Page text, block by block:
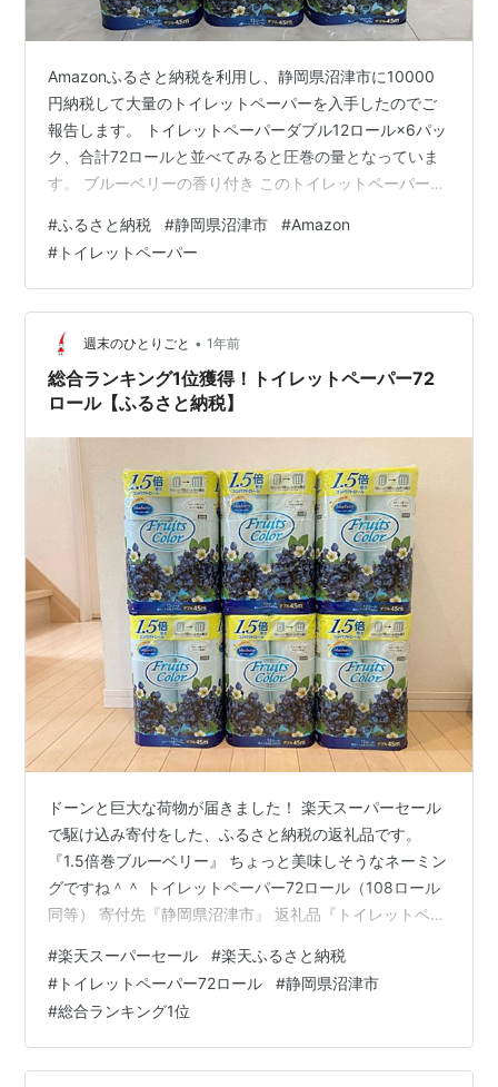
Amazonふるさと納税を利用し、静岡県沼津市に10000
円納税して大量のトイレットペーパーを入手したのでご
報告します。 トイレットペーパーダブル12ロール×6パッ
ク、合計72ロールと並べてみると圧巻の量となっていま
す。 ブルーベリーの香り付き このトイレットペーパーは
とおりで、通常のトイレットペーパーよりも圧倒的に長
持ちします。厚手でトイレットペーパーを引いた時にす
ぐ破れてイライラさせられることもなく、気に入ってい
ます。 今年2回目の注文で、前回の投稿を確認したとこ
ろ、3月20日だったので、ちょうど半年で72ロールを使
い切った模様。年に2…
#ふるさと納税 #静岡県沼津市 #Amazon
# トイレットペーパー
週末のひとりごと • 1年前
総合ランキング1位獲得！トイレットペーパー72
ロール【ふるさと納税】
ドーンと巨大な荷物が届きました！ 楽天スーパーセール
で駆け込み寄付をした、ふるさと納税の返礼品です。
『1.5倍巻ブルーベリー』 ちょっと美味しそうなネーミン
グですね＾＾ トイレットペーパー72ロール（108ロール
同等） 寄付先『静岡県沼津市』 返礼品『トイレットペー
数が異なります 一番コスパがいいのが、こちらの"ブルー
ベリーの香り" きつくない香りで安心しました。 トイレ
の芳香剤が不要になり一石二鳥＾＾ 淡いブルーの色もき
れいです。 【ふるさと納税】 【総合ランキング第1位獲
得！】 トイレットペーパー ダブル 64-72ロール 再…
#楽天スーパーセール #楽天ふるさと納税
# トイレットペーパー72ロール #静岡県沼津市
#総合ランキング1位